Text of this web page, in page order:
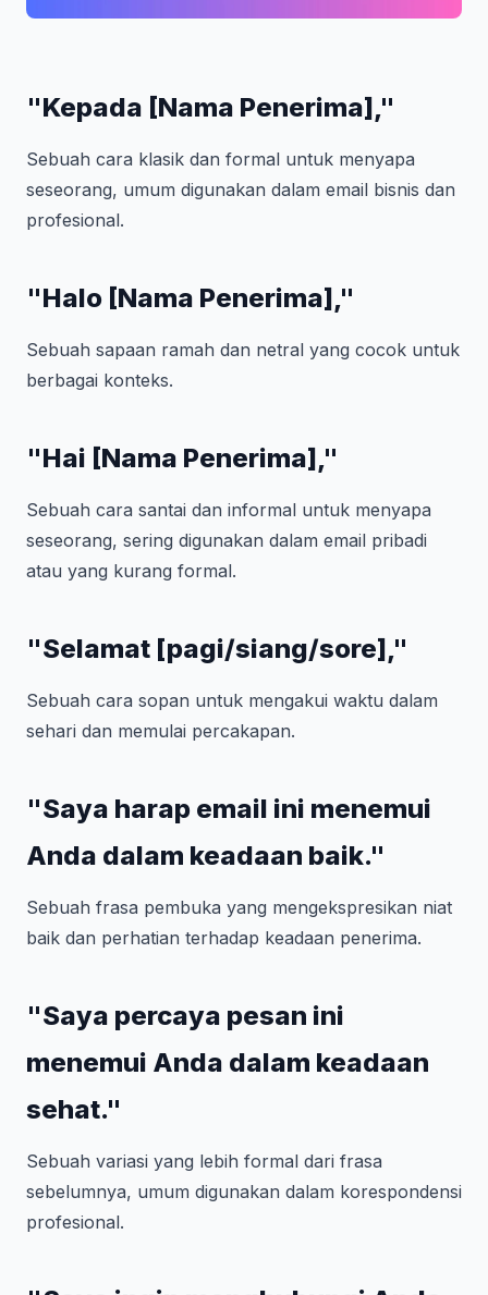
"Kepada [Nama Penerima],"
Sebuah cara klasik dan formal untuk menyapa
seseorang, umum digunakan dalam email bisnis dan
profesional.
"Halo [Nama Penerima],"
Sebuah sapaan ramah dan netral yang cocok untuk
berbagai konteks.
"Hai [Nama Penerima],"
Sebuah cara santai dan informal untuk menyapa
seseorang, sering digunakan dalam email pribadi
atau yang kurang formal.
"Selamat [pagi/siang/sore],"
Sebuah cara sopan untuk mengakui waktu dalam
sehari dan memulai percakapan.
"Saya harap email ini menemui
Anda dalam keadaan baik."
Sebuah frasa pembuka yang mengekspresikan niat
baik dan perhatian terhadap keadaan penerima.
"Saya percaya pesan ini
menemui Anda dalam keadaan
sehat."
Sebuah variasi yang lebih formal dari frasa
sebelumnya, umum digunakan dalam korespondensi
profesional.